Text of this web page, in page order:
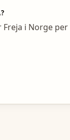
?
i Norge per